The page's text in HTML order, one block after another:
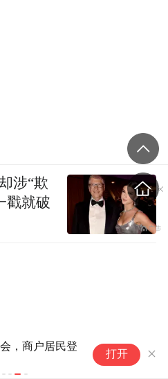
，商户居民登
打开
涉“欺
戳就破